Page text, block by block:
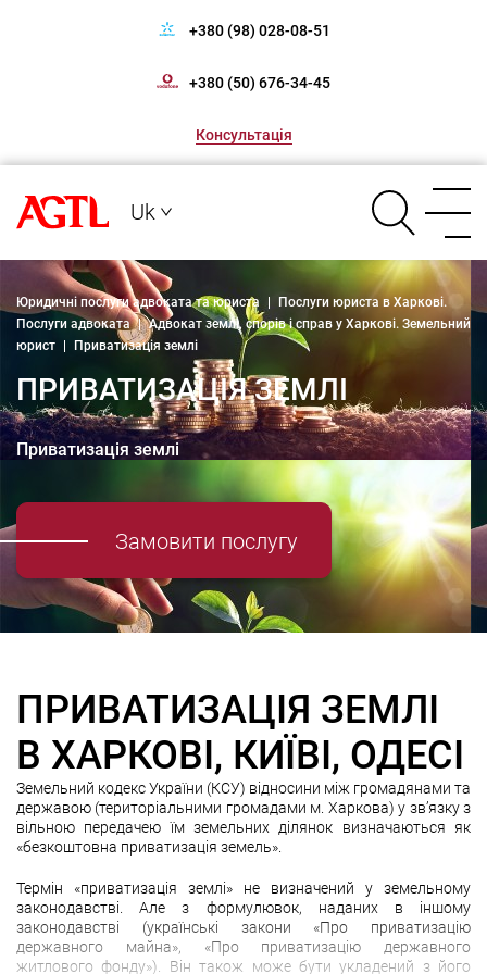
+380 (98) 028-08-51
+380 (50) 676-34-45
Консультація
Uk
Юридичні послуги адвоката та юриста
Послуги юриста в Харкові.
Послуги адвоката | Адвокат землі, спорів і справ у Харкові. Земельний
юрист
Приватизація землі
ПРИВАТИЗАЦІЯ ЗЕМЛІ
Приватизація землі
Замовити послугу
ПРИВАТИЗАЦІЯ ЗЕМЛІ
В ХАРКОВІ, КИЇВІ, ОДЕСІ
Земельний кодекс України (КСУ) відносини між громадянами та
державою (територіальними громадами м. Харкова) у зв’язку з
вільною передачею їм земельних ділянок визначаються як
«безкоштовна приватизація земель».
Термін «приватизація землі» не визначений у земельному
законодавстві. Але з формулювок, наданих в іншому
законодавстві (українські закони «Про приватизацію
державного майна», «Про приватизацію державного
житлового фонду»). Він також може бути укладений з його